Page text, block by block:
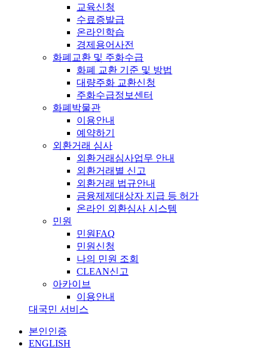
교육신청
수료증발급
온라인학습
경제용어사전
화폐교환 및 주화수급
화폐 교환 기준 및 방법
대량주화 교환신청
주화수급정보센터
화폐박물관
이용안내
예약하기
외환거래 심사
외환거래심사업무 안내
외환거래별 신고
외환거래 법규안내
금융제제대상자 지급 등 허가
온라인 외환심사 시스템
민원
민원FAQ
민원신청
나의 민원 조회
CLEAN신고
아카이브
이용안내
대국민 서비스
본인인증
ENGLISH